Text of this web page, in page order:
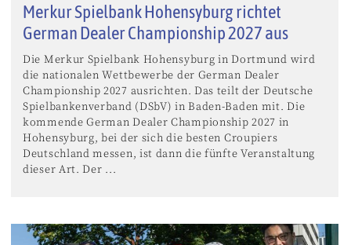
Merkur Spielbank Hohensyburg richtet
German Dealer Championship 2027 aus
Die Merkur Spielbank Hohensyburg in Dortmund wird
die nationalen Wettbewerbe der German Dealer
Championship 2027 ausrichten. Das teilt der Deutsche
Spielbankenverband (DSbV) in Baden-Baden mit. Die
kommende German Dealer Championship 2027 in
Hohensyburg, bei der sich die besten Croupiers
Deutschland messen, ist dann die fünfte Veranstaltung
dieser Art. Der ...